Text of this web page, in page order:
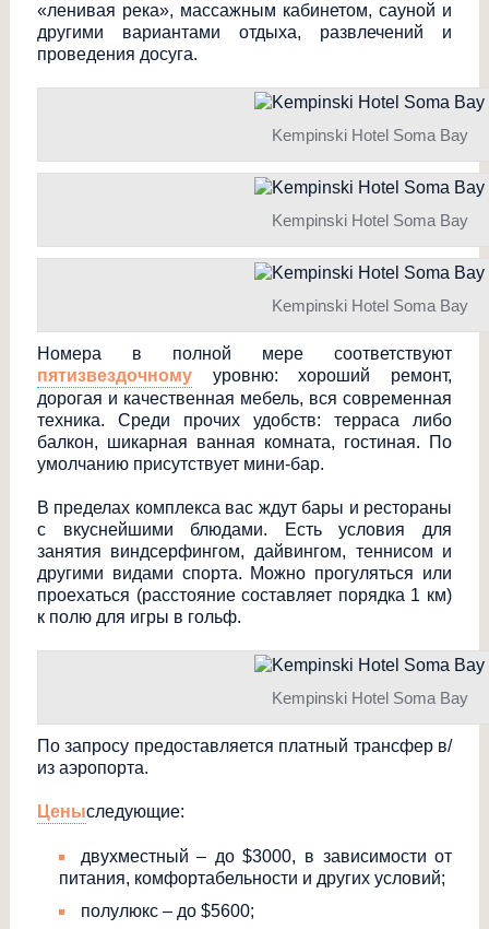
«ленивая река», массажным кабинетом, сауной и
другими вариантами отдыха, развлечений и
проведения досуга.
Kempinski Hotel Soma Bay
Kempinski Hotel Soma Bay
Kempinski Hotel Soma Bay
Номера в полной мере соответствуют
пятизвездочномууровню: хороший ремонт,
дорогая и качественная мебель, вся современная
техника. Среди прочих удобств: терраса либо
балкон, шикарная ванная комната, гостиная. По
умолчанию присутствует мини-бар.
В пределах комплекса вас ждут бары и рестораны
с вкуснейшими блюдами. Есть условия для
занятия виндсерфингом, дайвингом, теннисом и
другими видами спорта. Можно прогуляться или
проехаться (расстояние составляет порядка 1 км)
к полю для игры в гольф.
Kempinski Hotel Soma Bay
По запросу предоставляется платный трансфер в/
из аэропорта.
Ценыследующие:
двухместный – до $3000, в зависимости от
питания, комфортабельности и других условий;
полулюкс – до $5600;